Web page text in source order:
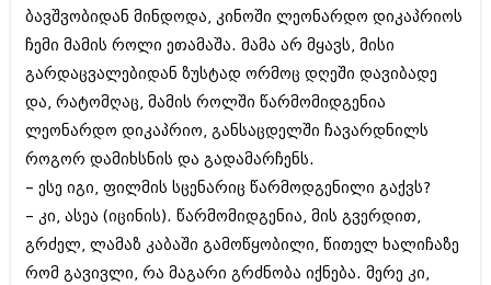
ბავშვობიდან მინდოდა, კინოში ლეონარდო დიკაპრიოს
ჩემი მამის როლი ეთამაშა. მამა არ მყავს, მისი
გარდაცვალებიდან ზუსტად ორმოც დღეში დავიბადე
და, რატომღაც, მამის როლში წარმომიდგენია
ლეონარდო დიკაპრიო, განსაცდელში ჩავარდნილს
როგორ დამიხსნის და გადამარჩენს.
– ესე იგი, ფილმის სცენარიც წარმოდგენილი გაქვს?
– კი, ასეა (იცინის). წარმომიდგენია, მის გვერდით,
გრძელ, ლამაზ კაბაში გამოწყობილი, წითელ ხალიჩაზე
რომ გავივლი, რა მაგარი გრძნობა იქნება. მერე კი,